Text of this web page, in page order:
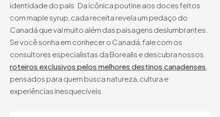
identidade do país. Da icônica poutine aos doces feitos
com maple syrup, cada receita revela um pedaço do
Canadá que vai muito além das paisagens deslumbrantes.
Se você sonha em conhecer o Canadá, fale com os
consultores especialistas da Borealis e descubra nossos
roteiros exclusivos pelos melhores destinos canadenses
pensados para quem busca natureza, cultura e
experiências inesquecíveis.